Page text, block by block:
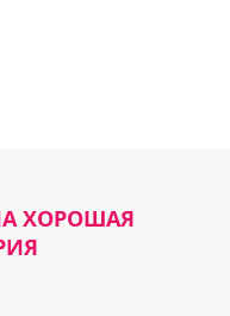
ХОРОШАЯ